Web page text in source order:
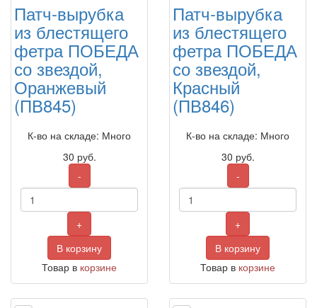
Патч-вырубка
из блестящего
фетра ПОБЕДА
со звездой,
Оранжевый
(ПВ845)
К-во на складе: Много
30 руб.
-
+
В корзину
Товар в корзине
Патч-вырубка
из блестящего
фетра ПОБЕДА
со звездой,
Красный
(ПВ846)
К-во на складе: Много
30 руб.
-
+
В корзину
Товар в корзине